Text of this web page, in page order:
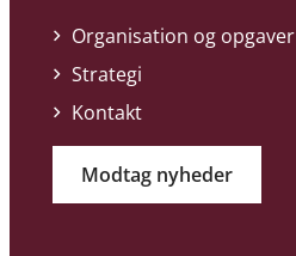
Organisation og opgaver
Strategi
Kontakt
Modtag nyheder